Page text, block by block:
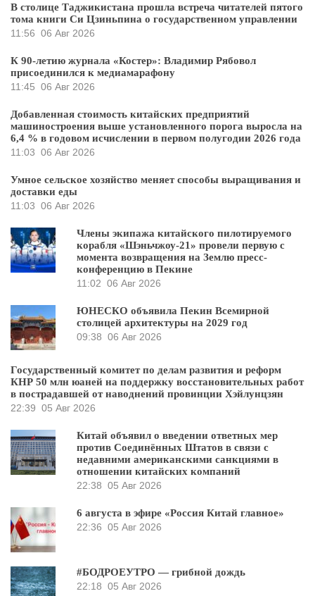
В столице Таджикистана прошла встреча читателей пятого
тома книги Си Цзиньпина о государственном управлении
11:56 06 Авг 2026
К 90-летию журнала «Костер»: Владимир Рябовол
присоединился к медиамарафону
11:45 06 Авг 2026
Добавленная стоимость китайских предприятий
машиностроения выше установленного порога выросла на
6,4 % в годовом исчислении в первом полугодии 2026 года
11:03 06 Авг 2026
Умное сельское хозяйство меняет способы выращивания и
доставки еды
11:03 06 Авг 2026
Члены экипажа китайского пилотируемого
корабля «Шэньчжоу-21» провели первую с
момента возвращения на Землю пресс-
конференцию в Пекине
11:02 06 Авг 2026
ЮНЕСКО объявила Пекин Всемирной
столицей архитектуры на 2029 год
09:38 06 Авг 2026
Государственный комитет по делам развития и реформ
КНР 50 млн юаней на поддержку восстановительных работ
в пострадавшей от наводнений провинции Хэйлунцзян
22:39 05 Авг 2026
Китай объявил о введении ответных мер
против Соединённых Штатов в связи с
недавними американскими санкциями в
отношении китайских компаний
22:38 05 Авг 2026
6 августа в эфире «Россия Китай главное»
22:36 05 Авг 2026
#БОДРОЕУТРО — грибной дождь
22:18 05 Авг 2026